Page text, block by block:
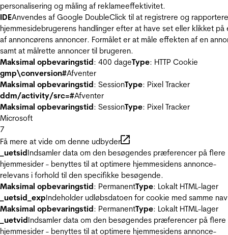
personalisering og måling af reklameeffektivitet.
IDEAnvendes af Google DoubleClick til at registrere og
hjemmesidebrugerens handlinger efter at have set eller klikket på
af annoncørens annoncer. Formålet er at måle effekten af en
samt at målrette annoncer til brugeren.
Maksimal opbevaringstid: 400 dageType: HTTP Cookie
gmp\conversion#Afventer
Maksimal opbevaringstid: SessionType: Pixel Tracker
ddm/activity/src=#Afventer
Maksimal opbevaringstid: SessionType: Pixel Tracker
Microsoft
7
Få mere at vide om denne udbyder
_uetsidIndsamler data om den besøgendes præferencer på flere
hjemmesider - benyttes til at optimere hjemmesidens annonce-
relevans i forhold til den specifikke besøgende.
Maksimal opbevaringstid: PermanentType: Lokalt HTML-lager
_uetsid_expIndeholder udløbsdatoen for cookie med samme
Maksimal opbevaringstid: PermanentType: Lokalt HTML-lager
_uetvidIndsamler data om den besøgendes præferencer på flere
hjemmesider - benyttes til at optimere hjemmesidens annonce-